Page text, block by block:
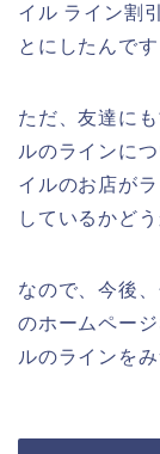
イル ライン割
とにしたんです
ただ、友達に
ルのラインに
イルのお店が
しているかど
なので、今後
のホームペー
ルのラインを